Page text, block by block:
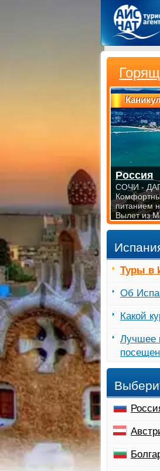
Туры в
Об
Какой
Лучшее
Россия
СОЧИ -
питанием
Вылет из